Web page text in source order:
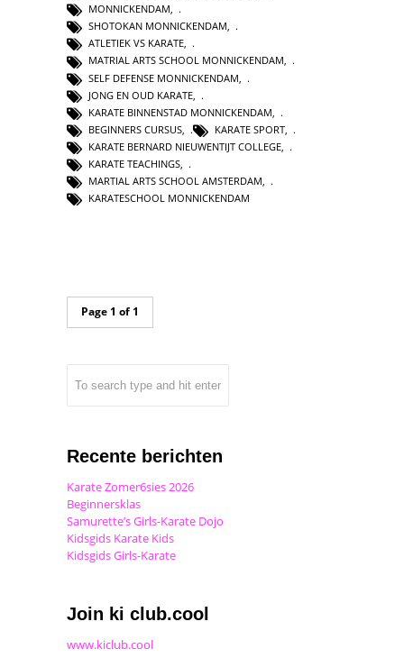
MONNICKENDAM,
SHOTOKAN MONNICKENDAM,
ATLETIEK VS KARATE,
MATRIAL ARTS SCHOOL MONNICKENDAM,
SELF DEFENSE MONNICKENDAM
JONG EN OUD KARATE
KARATE BINNENSTAD MONNICKENDAM
BEGINNERS CURSUS
KARATE SPORT
KARATE BERNARD NIEUWENTIJT COLLEGE
KARATE TEACHINGS
MARTIAL ARTS SCHOOL AMSTERDAM
KARATESCHOOL MONNICKENDAM
Page 1 of 1
Recente berichten
Karate Zomer6sies 2026
Beginnersklas
Samurette’s Girls-Karate Dojo
Kidsgids Karate Kids
Kidsgids Girls-Karate
Join ki club.cool
www.kiclub.cool